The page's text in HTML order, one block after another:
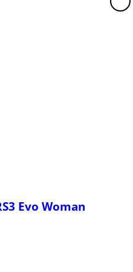
Evo Woman